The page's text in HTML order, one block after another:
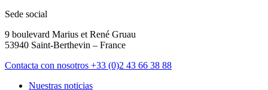
Sede social
9 boulevard Marius et René Gruau
53940 Saint-Berthevin – France
Contacta con nosotros +33 (0)2 43 66 38 88
Nuestras noticias